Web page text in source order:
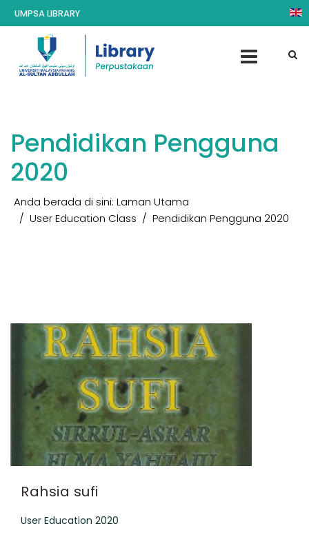
UMPSA LIBRARY
Pendidikan Pengguna
2020
Anda berada di sini: Laman Utama
User Education Class
Pendidikan Pengguna 2020
Rahsia sufi
User Education 2020